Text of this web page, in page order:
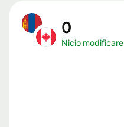
0
Nicio modificare